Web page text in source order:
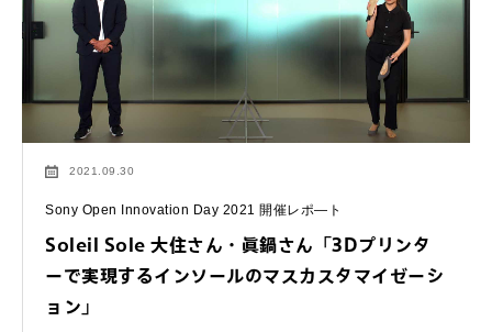
2021.09.30
Sony Open Innovation Day 2021 開催レポ―ト
Soleil Sole 大住さん・眞鍋さん「3Dプリンタ
ーで実現するインソールのマスカスタマイゼーシ
ョン」